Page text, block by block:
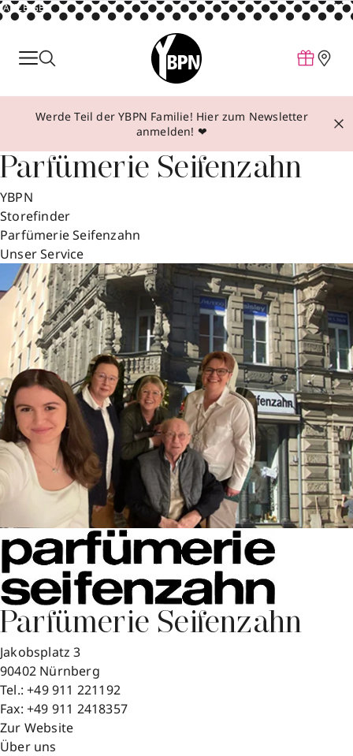
ANZEIGE
Parfum
Make-up
Behandlungen
Inspiration
Über YBPN
Aktionen
Storefinder
Werde Teil der YBPN Familie! Hier zum Newsletter
anmelden! ❤
Parfümerie Seifenzahn
YBPN
Storefinder
Parfümerie Seifenzahn
Unser Service
Parfümerie Seifenzahn
Jakobsplatz 3
90402 Nürnberg
Tel.:+49 911 221192
Fax: +49 911 2418357
Zur Website
Über uns